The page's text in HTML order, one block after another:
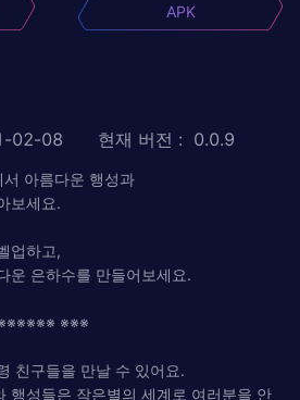
APK
02-08 현재 버전 : 0.0.9
서 아름다운 행성과
보세요.
업하고,
운 은하수를 만들어보세요.
※※※
친구들을 만날 수 있어요.
행성들은 작은별의 세계로 여러분을 안